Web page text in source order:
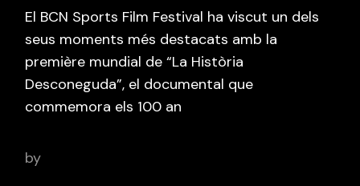
El BCN Sports Film Festival ha viscut un dels
seus moments més destacats amb la
première mundial de “La Història
Desconeguda”, el documental que
commemora els 100 an
by